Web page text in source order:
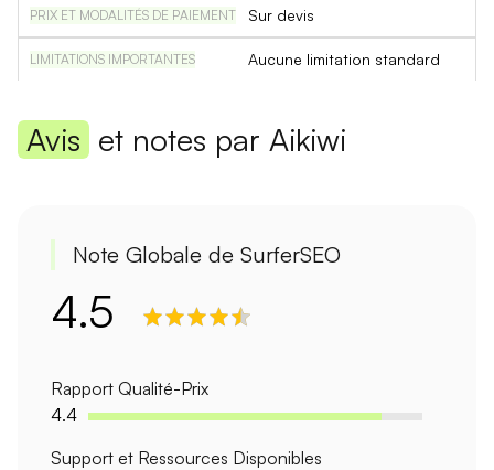
Sur devis
Aucune limitation standard
Avis et notes par Aikiwi
Note Globale de SurferSEO
4.5
Rapport Qualité-Prix
4.4
Support et Ressources Disponibles